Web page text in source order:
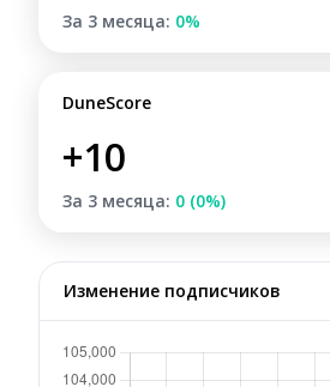
За 3 месяца: 0%
DuneScore
+10
За 3 месяца: 0 (0%)
Изменение подписчиков